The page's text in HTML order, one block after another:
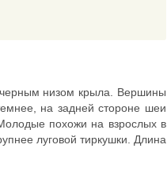
черным низом крыла. Вершины
на задней стороне шеи
похожи на взрослых в
луговой тиркушки. Длина